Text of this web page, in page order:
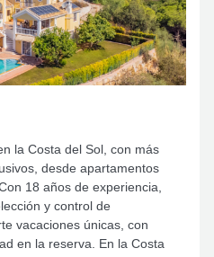
la Costa del Sol, con más
desde apartamentos
18 años de experiencia,
y control de
vacaciones únicas, con
en la reserva. En la Costa